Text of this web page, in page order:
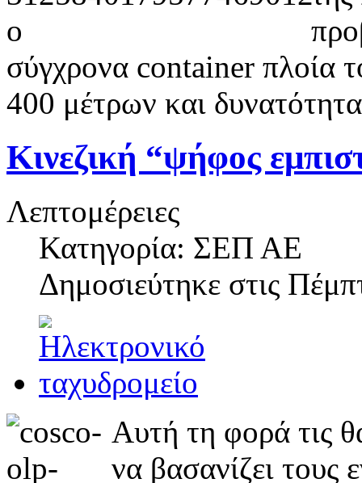
σύγχρονα container πλοία
400 μέτρων και
Κινεζική “ψήφος
Λεπτομέρειες
Κατηγορία: ΣΕΠ ΑΕ
Δημοσιεύτηκε στις
Αυτή τη φορά τις
να βασανίζει τους